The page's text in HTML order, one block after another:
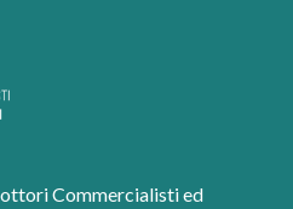
Commercialisti ed